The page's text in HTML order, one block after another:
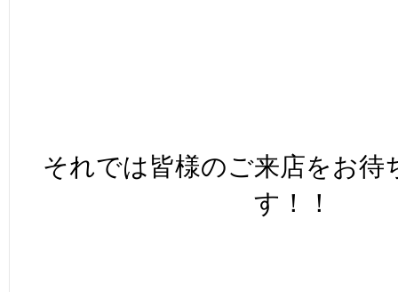
それでは皆様のご来店をお待
す！！